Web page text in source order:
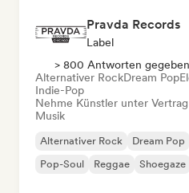
Pravda Records
Label
> 800 Antworten gegeben
Alternativer RockDream Pop
Indie-Pop
Nehme Künstler unter
Musik
Alternativer Rock Dream Pop
Pop-Soul
Reggae Shoegaze